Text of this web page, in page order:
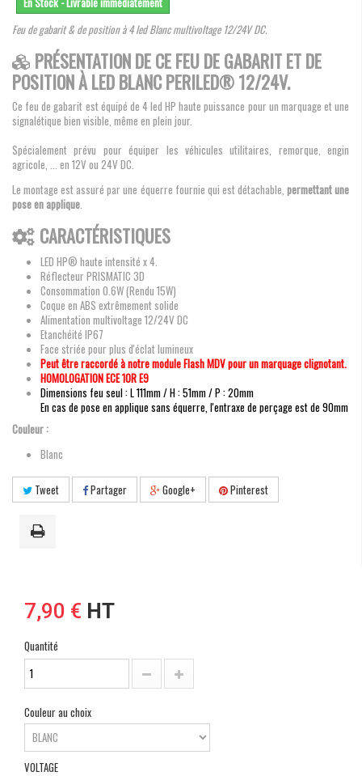
Feu de gabarit & de position à 4 led Blanc multivoltage 12/24V DC.
PRÉSENTATION DE CE FEU DE GABARIT ET DE
POSITION À LED BLANC PERILED® 12/24V.
Ce feu de gabarit est équipé de 4 led HP haute puissance pour un marquage et une
signalétique bien visible, même en plein jour.
Spécialement prévu pour équiper les véhicules utilitaires, remorque, engin
agricole, ... en 12V ou 24V DC.
Le montage est assuré par une équerre fournie qui est détachable, permettant une
pose en applique
CARACTÉRISTIQUES
LED HP® haute intensité x 4.
Réflecteur PRISMATIC 3D
Consommation 0.6W (Rendu 15W)
Coque en ABS extrêmement solide
Alimentation multivoltage 12/24V DC
Etanchéité IP67
Face striée pour plus d'éclat lumineux
Peut être raccordé à notre module Flash MDV pour un marquage clignotant.
HOMOLOGATION ECE 10R E9
Dimensions feu seul : L 111mm / H : 51mm / P : 20mm
En cas de pose en applique sans équerre, l'entraxe de perçage est de 90mm
Couleur :
Blanc
Tweet Partager Google+ Pinterest
7,90 € HT
Quantité
Couleur au choix
VOLTAGE